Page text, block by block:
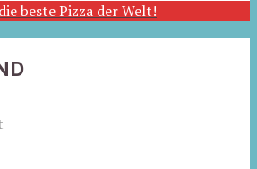
beste Pizza der Welt!